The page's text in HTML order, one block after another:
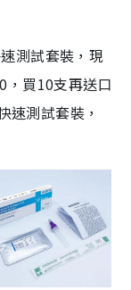
測試套裝，現
買10支再送口
速測試套裝，